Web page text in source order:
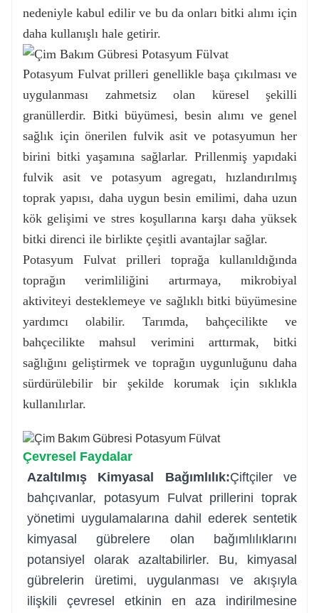
nedeniyle kabul edilir ve bu da onları bitki alımı için
daha kullanışlı hale getirir.
Potasyum Fulvat prilleri genellikle başa çıkılması ve
uygulanması zahmetsiz olan küresel şekilli
granüllerdir. Bitki büyümesi, besin alımı ve genel
sağlık için önerilen fulvik asit ve potasyumun her
birini bitki yaşamına sağlarlar. Prillenmiş yapıdaki
fulvik asit ve potasyum agregatı, hızlandırılmış
toprak yapısı, daha uygun besin emilimi, daha uzun
kök gelişimi ve stres koşullarına karşı daha yüksek
bitki direnci ile birlikte çeşitli avantajlar sağlar.
Potasyum Fulvat prilleri toprağa kullanıldığında
toprağın verimliliğini artırmaya, mikrobiyal
aktiviteyi desteklemeye ve sağlıklı bitki büyümesine
yardımcı olabilir. Tarımda, bahçecilikte ve
bahçecilikte mahsul verimini arttırmak, bitki
sağlığını geliştirmek ve toprağın uygunluğunu daha
sürdürülebilir bir şekilde korumak için sıklıkla
kullanılırlar.
Çevresel Faydalar
Azaltılmış Kimyasal Bağımlılık:Çiftçiler ve
bahçıvanlar, potasyum Fulvat prillerini toprak
yönetimi uygulamalarına dahil ederek sentetik
kimyasal gübrelere olan bağımlılıklarını
potansiyel olarak azaltabilirler. Bu, kimyasal
gübrelerin üretimi, uygulanması ve akışıyla
ilişkili çevresel etkinin en aza indirilmesine